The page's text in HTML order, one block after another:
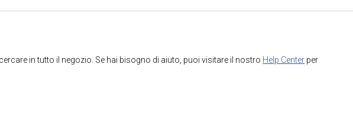
in tutto il negozio. Se hai bisogno di aiuto, puoi visitare il nostro Help Center per